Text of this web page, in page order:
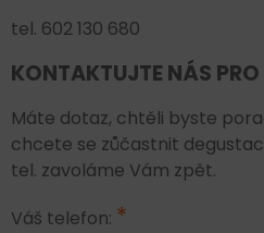
tel. 602 130 680
KONTAKTUJTE NÁS
Máte dotaz, chtěli byste
chcete se zůčastnit
tel. zavoláme Vám zpět.
Váš telefon: *